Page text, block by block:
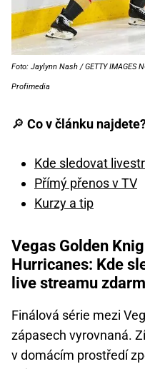
Foto: Jaylynn Nash / GETTY IMAGES
Profimedia
🔎 Co v článku
Kde sledovat
Přímý přenos v TV
Kurzy a tip
Vegas Golden
Hurricanes: Kde
live streamu
Finálová série mezi
zápasech vyrovnaná.
v domácím prostředí